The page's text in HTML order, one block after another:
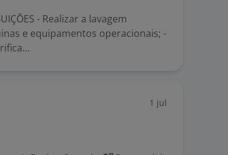
- Realizar a lavagem
e equipamentos operacionais; -
1 jul